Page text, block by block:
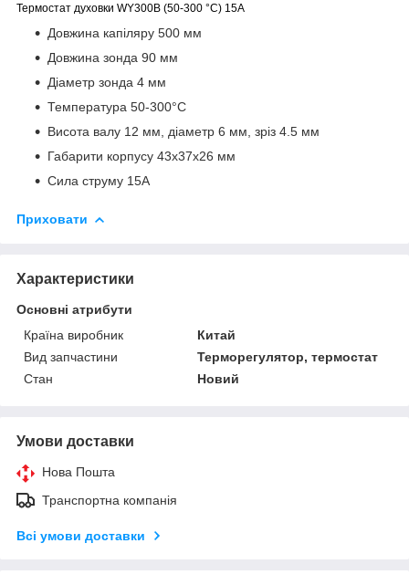
Термостат духовки WY300B (50-300 °C) 15A
Довжина капіляру 500 мм
Довжина зонда 90 мм
Діаметр зонда 4 мм
Температура 50-300°C
Висота валу 12 мм, діаметр 6 мм, зріз 4.5 мм
Габарити корпусу 43х37х26 мм
Сила струму 15А
Приховати
Характеристики
Основні атрибути
Країна виробник
Китай
Вид запчастини
Терморегулятор, термостат
Стан
Новий
Умови доставки
Нова Пошта
Транспортна компанія
Всі умови доставки